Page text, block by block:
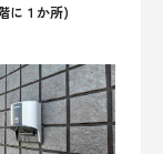
に１か所)